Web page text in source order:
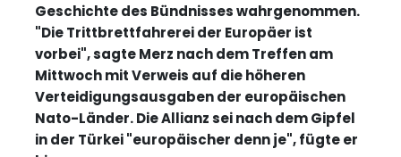
Geschichte des Bündnisses wahrgenommen.
"Die Trittbrettfahrerei der Europäer ist
vorbei", sagte Merz nach dem Treffen am
Mittwoch mit Verweis auf die höheren
Verteidigungsausgaben der europäischen
Nato-Länder. Die Allianz sei nach dem Gipfel
in der Türkei "europäischer denn je", fügte er